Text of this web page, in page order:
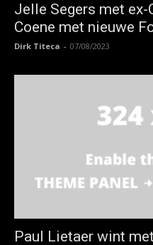
Jelle Segers met ex-
Coene met nieuwe
Dirk Titeca - 07/08/2023
Paul Lietaer wint